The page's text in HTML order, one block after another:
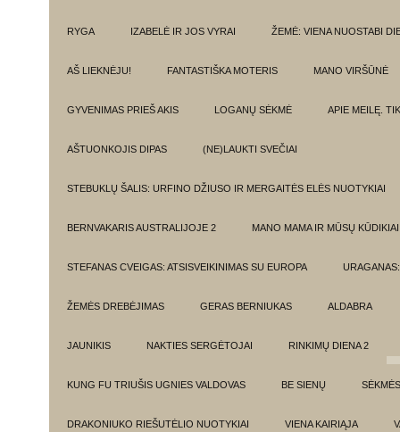
RYGA IZABELĖ IR JOS VYRAI ŽEMĖ: VIENA NUOSTABI
AŠ LIEKNĖJU! FANTASTIŠKA MOTERIS MANO VIRŠŪNĖ
GYVENIMAS PRIEŠ AKIS LOGANŲ SĖKMĖ APIE MEILĘ.
AŠTUONKOJIS DIPAS (NE)LAUKTI SVEČIAI
STEBUKLŲ ŠALIS: URFINO DŽIUSO IR MERGAITĖS ELĖS NUOTYKIAI
BERNVAKARIS AUSTRALIJOJE 2 MANO MAMA IR MŪSŲ KŪDIKIAI
STEFANAS CVEIGAS: ATSISVEIKINIMAS SU EUROPA
ŽEMĖS DREBĖJIMAS GERAS BERNIUKAS ALDABRA
JAUNIKIS NAKTIES SERGĖTOJAI RINKIMŲ DIENA 2
KUNG FU TRIUŠIS UGNIES VALDOVAS BE SIENŲ
DRAKONIUKO RIEŠUTĖLIO NUOTYKIAI VIENA KAIRIĄJA